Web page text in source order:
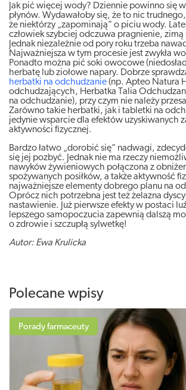
Jak pić więcej wody? Dziennie powinno się
płynów. Wydawałoby się, że to nic
że niektórzy „zapominają” o piciu wody.
człowiek szybciej odczuwa pragnienie, zimą
Jednak niezależnie od pory roku trzeba
Najważniejsza w tym procesie jest zwykła
Ponadto można pić soki owocowe
herbatę lub ziołowe napary. Dobrze
herbatki na odchudzanie(np. Apteo Natura
odchudzających, Herbatka Talia
na odchudzanie), przy czym nie należy
Zarówno takie herbatki, jak i tabletki na
jedynie wsparcie dla efektów uzyskiwanych
aktywności fizycznej.
Bardzo łatwo „dorobić się” nadwagi,
się jej pozbyć. Jednak nie ma rzeczy
nawyków żywieniowych połączona z
spożywanych posiłków, a także aktywność
najważniejsze elementy dobrego planu na
Oprócz nich potrzebna jest też żelazna
nastawienie. Już pierwsze efekty w postaci
lepszego samopoczucia zapewnią dalszą
o zdrowie i szczupłą sylwetkę!
Autor: Ewa Krulicka
Polecane wpisy
Porady farmaceuty